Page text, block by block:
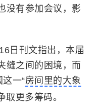
没有参加会议，影
日刊文指出，本届
缝之间的困境，而
一“房间里的大象
取更多筹码。